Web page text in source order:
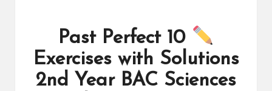
10 Past Perfect
Exercises with Solutions
2nd Year BAC Sciences